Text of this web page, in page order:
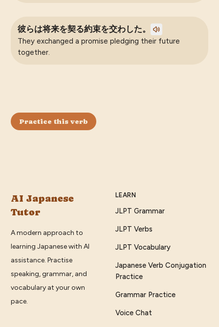
彼らは将来を契る約束を交わした。
They exchanged a promise pledging their future
together.
Practice this verb
AI Japanese
Tutor
A modern approach to
learning Japanese with AI
assistance. Practise
speaking, grammar, and
vocabulary at your own
pace.
LEARN
JLPT Grammar
JLPT Verbs
JLPT Vocabulary
Japanese Verb Conjugation
Practice
Grammar Practice
Voice Chat